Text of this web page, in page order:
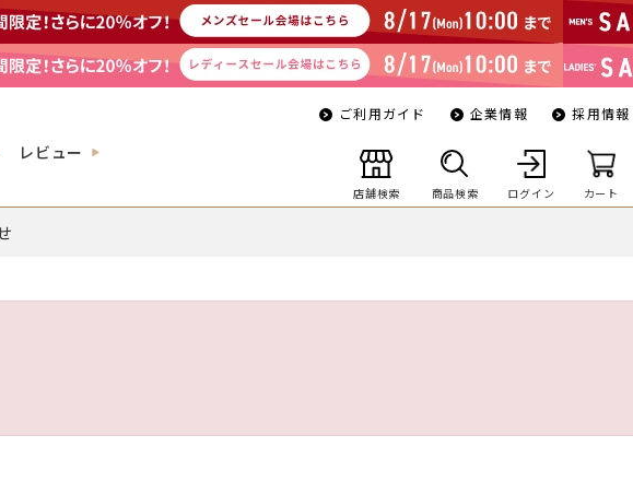
レビュー
ご利用ガイド 企業情報 採用情報
店舗検索 商品検索 ログイン カート